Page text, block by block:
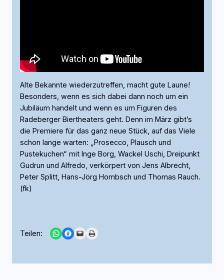
Alte Bekannte wiederzutreffen, macht gute Laune!
Besonders, wenn es sich dabei dann noch um ein
Jubiläum handelt und wenn es um Figuren des
Radeberger Biertheaters geht. Denn im März gibt’s
die Premiere für das ganz neue Stück, auf das Viele
schon lange warten: „Prosecco, Plausch und
Pustekuchen“ mit Inge Borg, Wackel Uschi, Dreipunkt
Gudrun und Alfredo, verkörpert von Jens Albrecht,
Peter Splitt, Hans-Jörg Hombsch und Thomas Rauch.
(fk)
Teilen: Share on WhatsApp
Share on Facebook
Email this PagePrint this Page